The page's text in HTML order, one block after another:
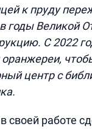
к пруду
годы Великой
С 2022
оранжереи,
центр с
своей работе